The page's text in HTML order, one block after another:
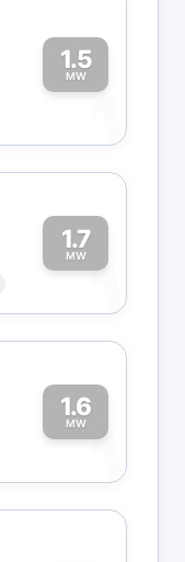
1.5
MW
1
1.7
MW1
1.6
MW1